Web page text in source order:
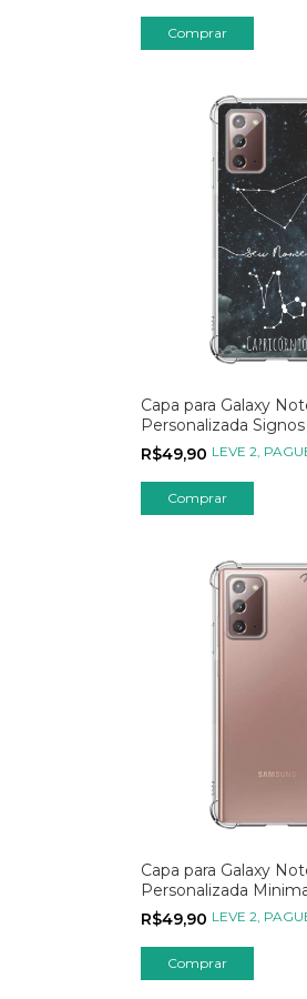
Capa para Galaxy
Personalizada
de Capricórnio
R$49,90 LEVE 2,
Capa para Galaxy
Personalizada
Lateral com Corações
R$49,90 LEVE 2,